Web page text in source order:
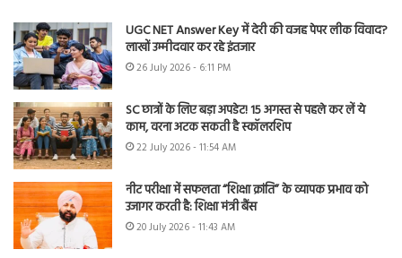
UGC NET Answer Key में देरी की वजह पेपर लीक विवाद?
लाखों उम्मीदवार कर रहे इंतजार
26 July 2026 - 6:11 PM
SC छात्रों के लिए बड़ा अपडेट! 15 अगस्त से पहले कर लें ये
काम, वरना अटक सकती है स्कॉलरशिप
22 July 2026 - 11:54 AM
नीट परीक्षा में सफलता “शिक्षा क्रांति” के व्यापक प्रभाव को
उजागर करती है: शिक्षा मंत्री बैंस
20 July 2026 - 11:43 AM